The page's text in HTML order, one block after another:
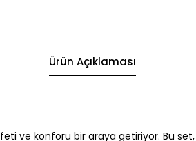
Ürün Açıklaması
ve konforu bir araya getiriyor. Bu